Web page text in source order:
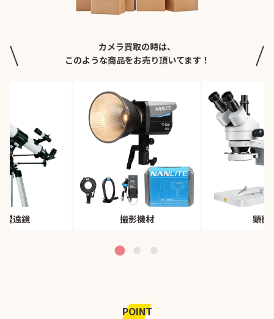
カメラ買取の時は、
このような商品をお売り頂いてます！
望遠鏡 撮影機材 顕微
POINT